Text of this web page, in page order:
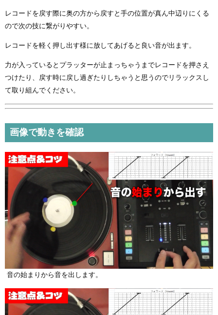
レコードを戻す際に奥の方から戻すと手の位置が真ん中辺りにくる
ので次の技に繋がりやすい。
レコードを軽く押し出す様に放してあげると良い音が出ます。
力が入っているとプラッターが止まっちゃうまでレコードを押さえ
つけたり、戻す時に戻し過ぎたりしちゃうと思うのでリラックスし
て取り組んでください。
画像で動きを確認
音の始まりから音を出します。